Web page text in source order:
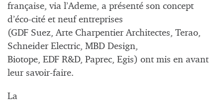
française, via l’Ademe, a présenté son concept
d’éco-cité et neuf entreprises
(GDF Suez, Arte Charpentier Architectes, Terao,
Schneider Electric, MBD Design,
Biotope, EDF R&D, Paprec, Egis) ont mis en avant
leur savoir-faire.
La